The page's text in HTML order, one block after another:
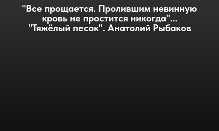
"Все прощается. Пролившим невинную
кровь не простится никогда"...
"Тяжёлый песок". Анатолий Рыбаков